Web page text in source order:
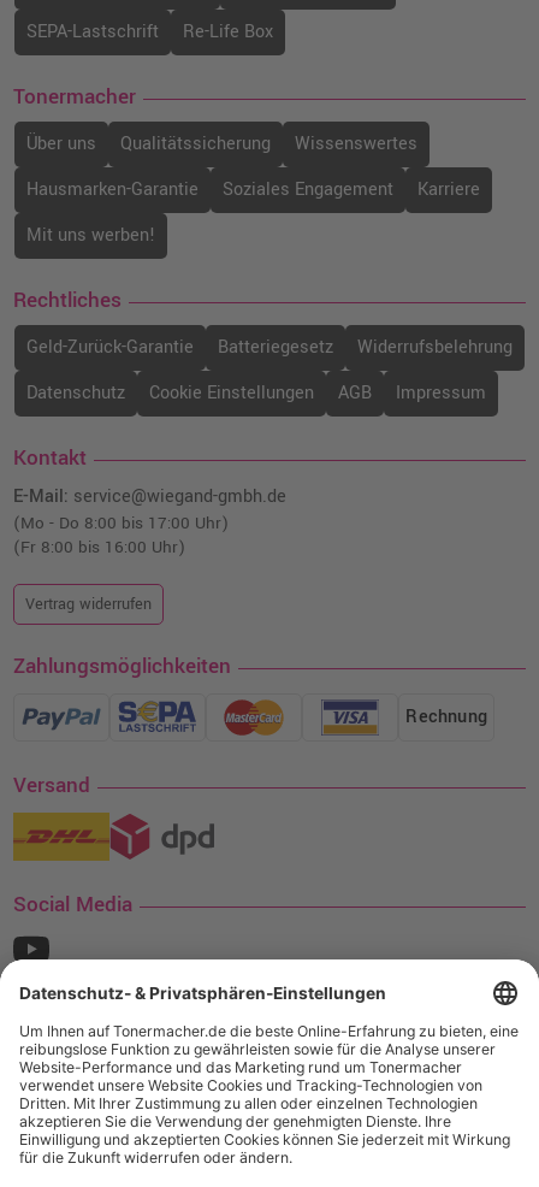
SEPA-Lastschrift
Re-Life Box
Tonermacher
Über uns Qualitätssicherung
Wissenswertes
Hausmarken-Garantie
Soziales Engagement
Karriere
Mit uns werben!
Rechtliches
Geld-Zurück-Garantie Batteriegesetz
Widerrufsbelehrung
Datenschutz
Cookie Einstellungen AGB Impressum
Kontakt
E-Mail: service@wiegand-gmbh.de
(Mo - Do 8:00 bis 17:00 Uhr)
(Fr 8:00 bis 16:00 Uhr)
Vertrag widerrufen
Zahlungsmöglichkeiten
Rechnung
Versand
Social Media
¹ Nur gültig für den Versand innerhalb Deutschlands. Befindet sich ein Warenwert
von mindestens 35€ (inkl. Mwst.) an Ampertec Artikeln in Ihrem Warenkorb, ist der
Versand für Sie kostenfrei.